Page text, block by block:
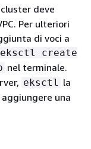
deve
Per ulteriori
di voci a
eksctl create
nel terminale.
eksctl la
una